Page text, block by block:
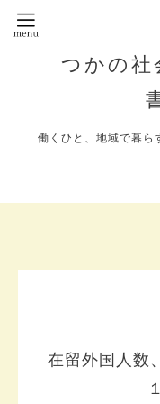
つかの社
働くひと、地域で暮ら
在留外国人数